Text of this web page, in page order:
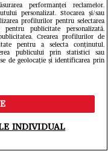
lui Oreste
din
puținele
le-am
că am fugit
performanței reclamelor.
personalizat. Stocarea și/sau
profilurilor pentru selectarea
publicitate personalizată.
Crearea profilurilor de
pentru a selecta conținutul.
publicului prin statistici sau
de geolocație și identificarea prin
INDIVIDUAL